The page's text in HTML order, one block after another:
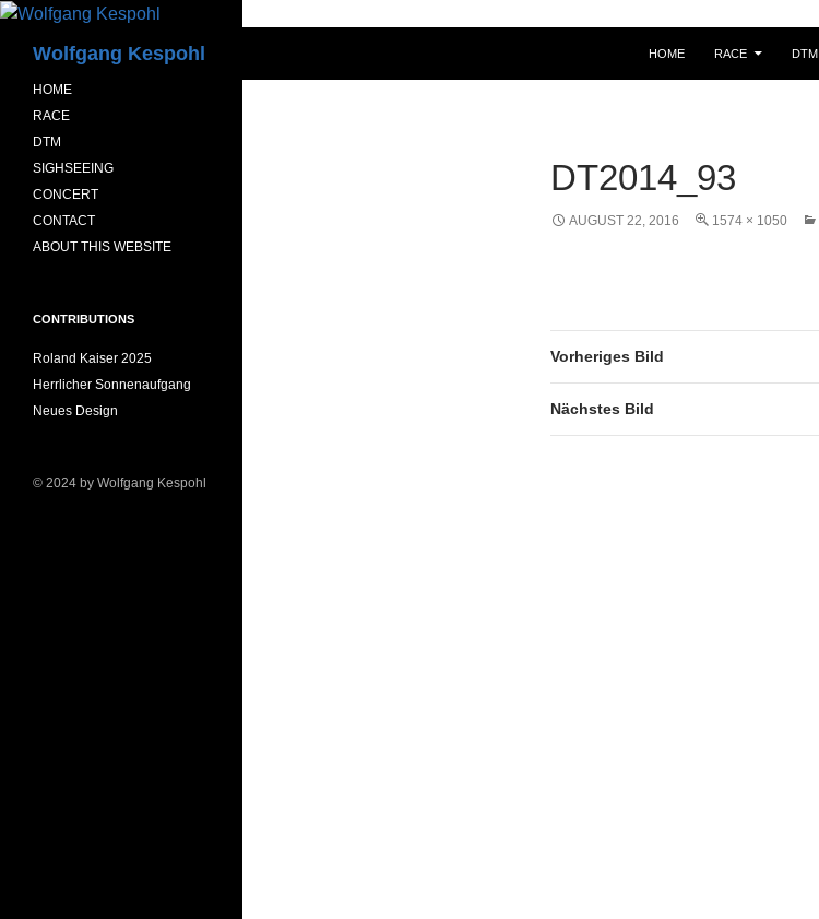
Zum
springenWolfgang Kespohl HOME RACE DTM
DT2014_93
AUGUST 22, 2016 1574 × 1050
Vorheriges Bild
Nächstes Bild
HOME
RACE
DTM
SIGHSEEING
CONCERT
CONTACT
ABOUT THIS WEBSITE
CONTRIBUTIONS
Roland Kaiser 2025
Herrlicher Sonnenaufgang
Neues Design
© 2024 by Wolfgang Kespohl